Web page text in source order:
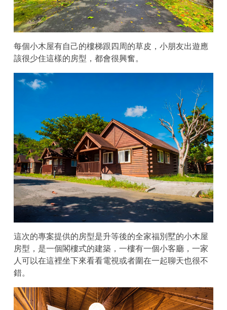
每個小木屋有自己的樓梯跟四周的草皮，小朋友出遊應
該很少住這樣的房型，都會很興奮。
這次的專案提供的房型是升等後的全家福別墅的小木屋
房型，是一個閣樓式的建築，一樓有一個小客廳，一家
人可以在這裡坐下來看看電視或者圍在一起聊天也很不
錯。